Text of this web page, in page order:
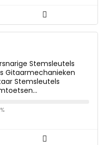
Stemsleutels
Gitaarmechanieken
Stemsleutels